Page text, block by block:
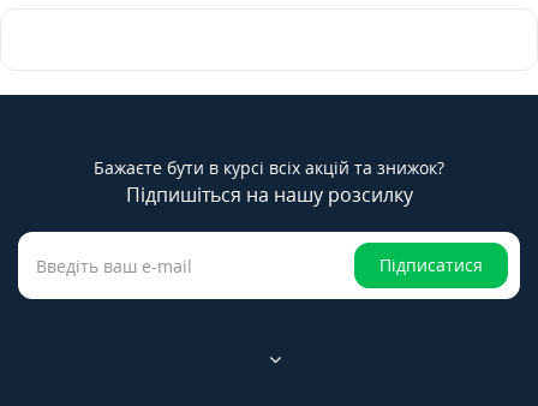
Бажаєте бути в курсі всіх акцій та знижок?
Підпишіться на нашу розсилку
Підписатися